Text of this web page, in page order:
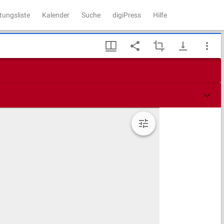
Kalender Suche digiPress Hilfe